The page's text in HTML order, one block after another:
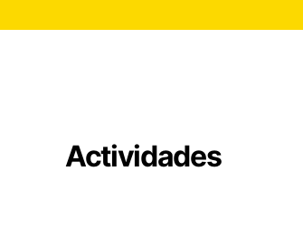
Actividades